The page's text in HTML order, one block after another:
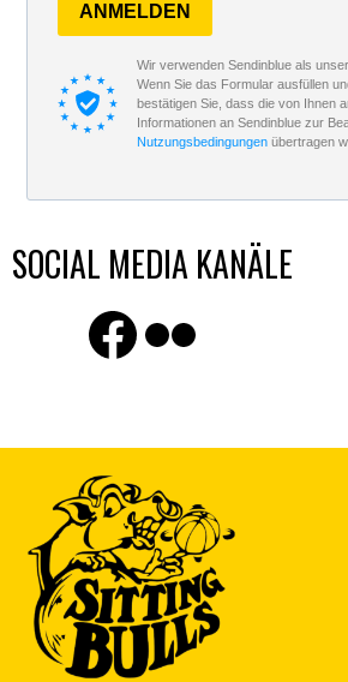
ANMELDEN
Wir verwenden Sendinblue als
Wenn Sie das Formular ausfüllen
bestätigen Sie, dass die von Ihnen
Informationen an Sendinblue zur
Nutzungsbedingungenübertragen
SOCIAL MEDIA KANÄLE
Finde uns auf Facebook
Flickr